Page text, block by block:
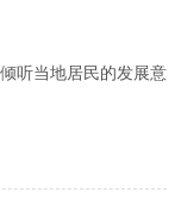
听当地居民的发展意